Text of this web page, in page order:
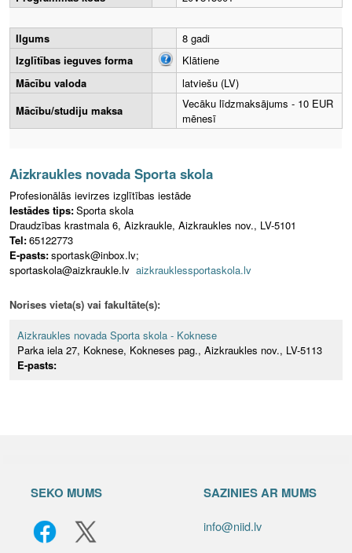
Ilgums
8 gadi
Izglītības ieguves forma
Klātiene
Mācību valoda
latviešu (LV)
Mācību/studiju maksa
Vecāku līdzmaksājums - 10 EUR
mēnesī
Aizkraukles novada Sporta skola
Profesionālās ievirzes izglītības iestāde
Iestādes tips:Sporta skola
Draudzības krastmala 6, Aizkraukle, Aizkraukles nov., LV-5101
Tel:65122773
E-pasts:sportask@inbox.lv;
sportaskola@aizkraukle.lv aizkrauklessportaskola.lv
Norises vieta(s) vai fakultāte(s):
Aizkraukles novada Sporta skola - Koknese
Parka iela 27, Koknese, Kokneses pag., Aizkraukles nov., LV-5113
E-pasts:
SEKO MUMS SAZINIES AR MUMS
info@niid.lv